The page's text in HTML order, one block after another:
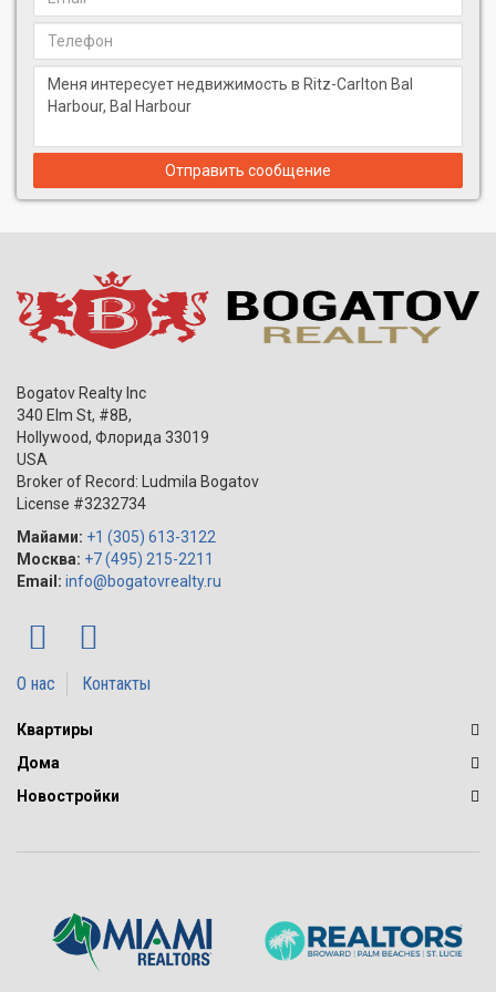
Отправить сообщение
Bogatov Realty Inc
340 Elm St, #8B,
Hollywood, Флорида 33019
USA
Broker of Record: Ludmila Bogatov
License #3232734
Майами: +1 (305) 613-3122
Москва: +7 (495) 215-2211
Email: info@bogatovrealty.ru
О нас Контакты
Квартиры
Дома
Новостройки